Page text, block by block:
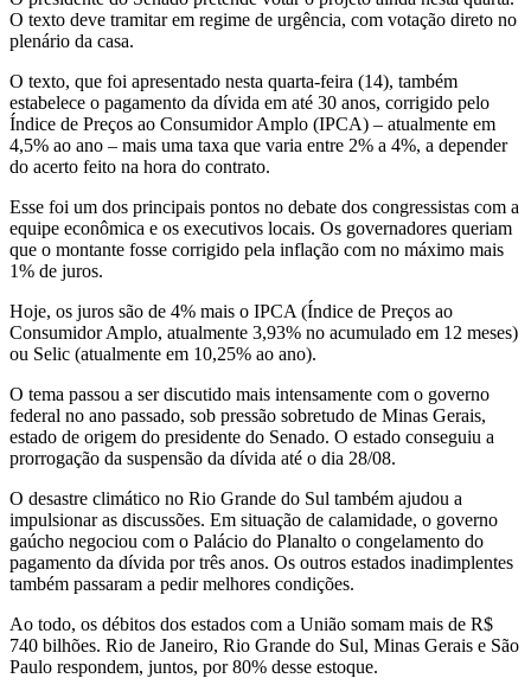
O texto deve tramitar em regime de urgência, com votação direto no
plenário da casa.
O texto, que foi apresentado nesta quarta-feira (14), também
estabelece o pagamento da dívida em até 30 anos, corrigido pelo
Índice de Preços ao Consumidor Amplo (IPCA) – atualmente em
4,5% ao ano – mais uma taxa que varia entre 2% a 4%, a depender
do acerto feito na hora do contrato.
Esse foi um dos principais pontos no debate dos congressistas com a
equipe econômica e os executivos locais. Os governadores queriam
que o montante fosse corrigido pela inflação com no máximo mais
1% de juros.
Hoje, os juros são de 4% mais o IPCA (Índice de Preços ao
Consumidor Amplo, atualmente 3,93% no acumulado em 12 meses)
ou Selic (atualmente em 10,25% ao ano).
O tema passou a ser discutido mais intensamente com o governo
federal no ano passado, sob pressão sobretudo de Minas Gerais,
estado de origem do presidente do Senado. O estado conseguiu a
prorrogação da suspensão da dívida até o dia 28/08.
O desastre climático no Rio Grande do Sul também ajudou a
impulsionar as discussões. Em situação de calamidade, o governo
gaúcho negociou com o Palácio do Planalto o congelamento do
pagamento da dívida por três anos. Os outros estados inadimplentes
também passaram a pedir melhores condições.
Ao todo, os débitos dos estados com a União somam mais de R$
740 bilhões. Rio de Janeiro, Rio Grande do Sul, Minas Gerais e São
Paulo respondem, juntos, por 80% desse estoque.